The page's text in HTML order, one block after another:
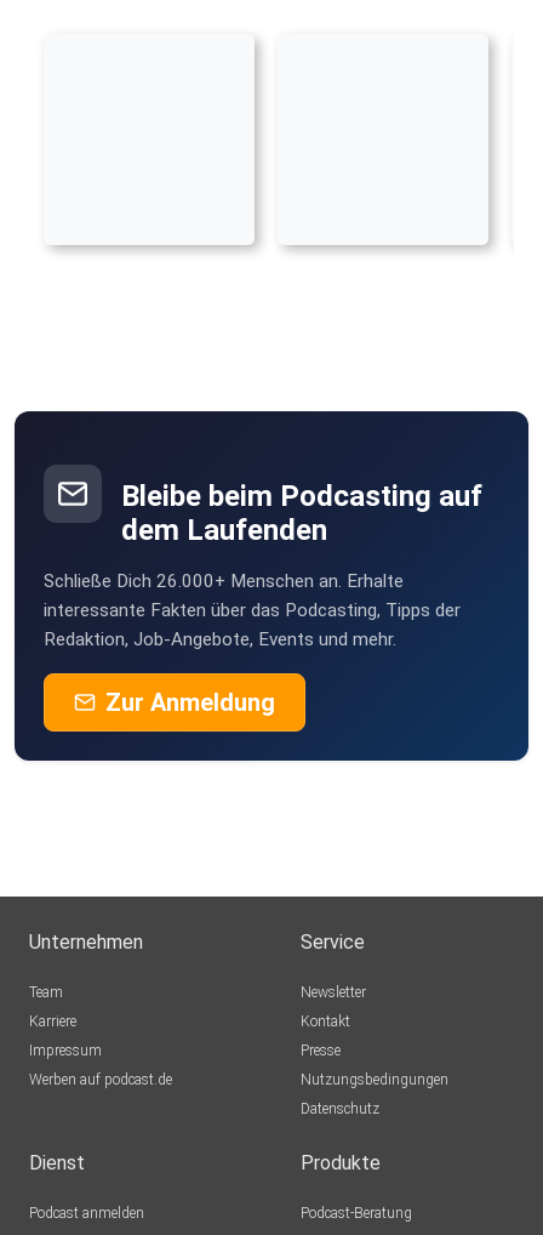
Bleibe beim Podcasting auf
dem Laufenden
Schließe Dich 26.000+ Menschen an. Erhalte
interessante Fakten über das Podcasting, Tipps der
Redaktion, Job-Angebote, Events und mehr.
Zur Anmeldung
Unternehmen
Team
Karriere
Impressum
Werben auf podcast.de
Service
Newsletter
Kontakt
Presse
Nutzungsbedingungen
Datenschutz
Dienst
Podcast anmelden
Produkte
Podcast-Beratung